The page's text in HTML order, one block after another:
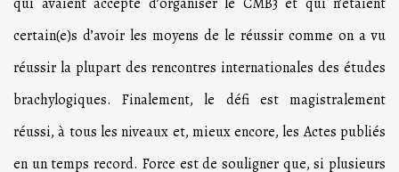
certain(e)s d’avoir les moyens de le réussir comme on a vu
réussir la plupart des rencontres internationales des études
brachylogiques. Finalement, le défi est magistralement
réussi, à tous les niveaux et, mieux encore, les Actes publiés
en un temps record. Force est de souligner que, si plusieurs